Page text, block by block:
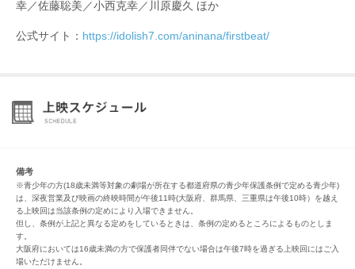
幸／佐藤聡美／小西克幸／川原慶久 ほか
公式サイト： https://idolish7.com/aninana/firstbeat/
備考
※青少年の方(18歳未満等対象の劇場が所在する都道府県の青少年保護条例で定める青少年)
は、深夜営業及び映画の終映時間が午後11時(大阪府、群馬県、三重県は午後10時）を越え
る上映回は当該条例の定めにより入場できません。
但し、条例が上記と異なる定めをしているときは、条例の定めるところによるものとしま
す。
大阪府においては16歳未満の方で保護者同伴でない場合は午後7時を過ぎる上映回にはご入
場いただけません。